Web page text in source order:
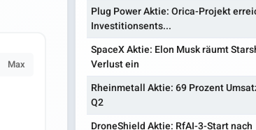
Max
Plug Power Aktie: Orica-Projekt
Investitionsents...
SpaceX Aktie: Elon Musk räumt
Verlust ein
Rheinmetall Aktie: 69 Prozent
Q2
DroneShield Aktie: RfAI-3-Start nach